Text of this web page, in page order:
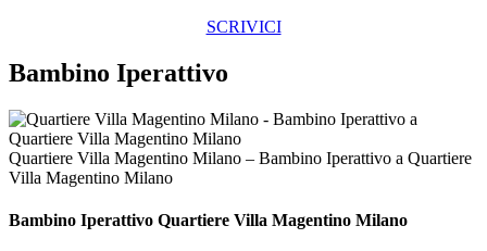
SCRIVICI
Bambino Iperattivo
Quartiere Villa Magentino Milano – Bambino Iperattivo a Quartiere
Villa Magentino Milano
Bambino Iperattivo Quartiere Villa Magentino Milano